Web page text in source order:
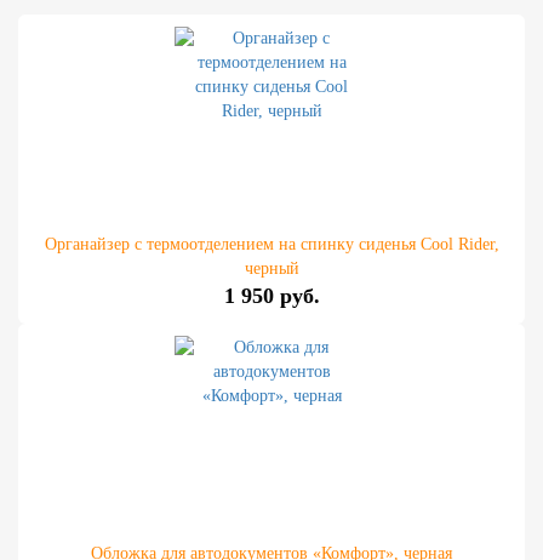
Органайзер с термоотделением на спинку сиденья Cool Rider,
черный
1 950 руб.
Обложка для автодокументов «Комфорт», черная